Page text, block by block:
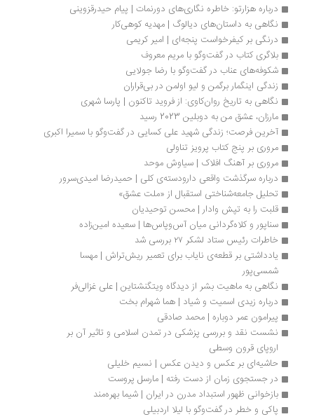
درباره هزارتو: خاطره نگاری‌های دورنمات | پیام حیدرقزوینی
نگاهی به داستان‌های دیالوگ | مهدیه کوهی‌کار
درنگی بر کیفرخواست پنجه‌ای | امیر کریمی
بلاگری کتاب در گفت‌وگو با مریم معروف
شکوفه‌های عناب در گفت‌وگو با رضا جولایی
زندگی اینگمار برگمن و لیو اولمن در بی‌قراران
نگاهی به تاریخ روان‌کاوی: از فروید تاکنون | پارسا شهری
مارزان، عشق من به دوبلین 2023 رسید
آخرین فرصت؛ زندگی شهید علی کسایی در گفت‌وگو با سمیرا اکبری
مروری بر پنج کتاب پرویز تناولی
مروری بر آهنگ افلاک | سیاوش موحد
درباره سرگذشت واقعی دارودسته‌ی کلی | حمیدرضا امیدی‌سرور
تحلیل جامعه‌شناختی استقبال از «ملت عشق»
قلبت را به تپش وادار | محسن توحیدیان
سناپور و کلاه‌گردانی میان آس‌وپاس‌ها | سعیده امین‌زاده
خاطرات رئیس ستاد لشکر ۲۷ بررسی شد
یادداشتی بر قطعه‌ی نایاب برای تعمیر ریش‌تراش | مهسا
شمسی‌پور
نگاهی به ماهیت بشر از دیدگاه ویتگنشتاین | علی غزالی‌فر
درباره زیدی اسمیت و شیاد | هما شهرام بخت
پیرامون عمر دوباره | محمد صادقی
نشست نقد و بررسی پزشکی در تمدن اسلامی و تاثیر آن بر
اروپای قرون وسطی
حاشیه‌ای بر عکس و دیدن عکس | نسیم خلیلی
در جستجوی زمان از دست رفته | مارسل پروست
بازخوانی ظهور استبداد مدرن در ایران | شیما بهره‌مند
پاکی و خطر در گفت‌وگو با لیلا اردبیلی